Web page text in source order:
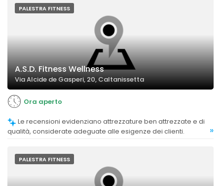
PALESTRA FITNESS
A.S.D. Fitness Wellness
Via Alcide de Gasperi, 20, Caltanissetta
Ora aperto
qualità, considerate adeguate alle esigenze dei clienti.
»
PALESTRA FITNESS